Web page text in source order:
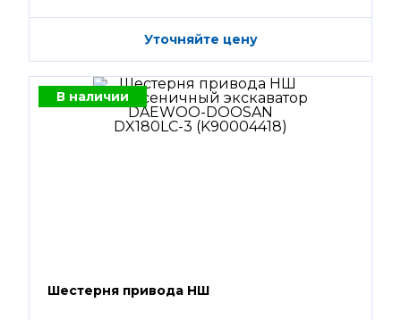
Уточняйте цену
В наличии
Шестерня привода НШ